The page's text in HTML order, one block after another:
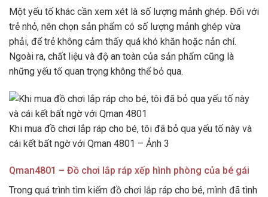
Một yếu tố khác cần xem xét là số lượng mảnh ghép. Đối với
trẻ nhỏ, nên chọn sản phẩm có số lượng mảnh ghép vừa
phải, để trẻ không cảm thấy quá khó khăn hoặc nản chí.
Ngoài ra, chất liệu và độ an toàn của sản phẩm cũng là
những yếu tố quan trọng không thể bỏ qua.
Khi mua đồ chơi lắp ráp cho bé, tôi đã bỏ qua yếu tố này và
cái kết bất ngờ với Qman 4801 – Ảnh 3
Qman4801 – Đồ chơi lắp ráp xếp hình phòng của bé gái
Trong quá trình tìm kiếm đồ chơi lắp ráp cho bé, mình đã tình